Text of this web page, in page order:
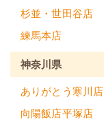
杉並・世田谷店
練馬本店
神奈川県
ありがとう寒川店
向陽飯店平塚店